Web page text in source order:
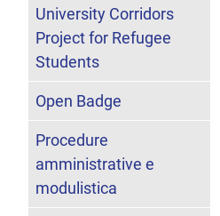
University Corridors
Project for Refugee
Students
Open Badge
Procedure
amministrative e
modulistica